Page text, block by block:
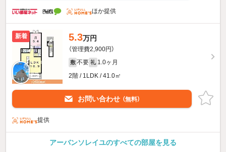
ほか提供
新着 5.3万円
（管理費2,900円）
敷 不要 礼 1.0ヶ月
2階 / 1LDK / 41.0㎡
お問い合わせ （無料）
提供
アーバンソレイユのすべての部屋を見る